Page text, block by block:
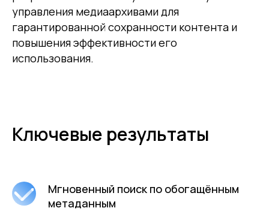
управления медиаархивами для
гарантированной сохранности контента и
повышения эффективности его
использования.
Ключевые результаты
Мгновенный поиск по обогащённым
метаданным